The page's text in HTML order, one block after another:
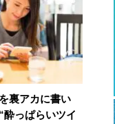
裏アカに書い
っぱらいツイ